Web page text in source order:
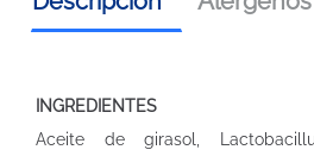
INGREDIENTES
Aceite de girasol,